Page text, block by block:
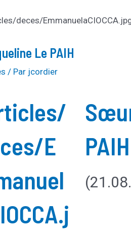
Le PAIH
/ Par jcordier
PAIH